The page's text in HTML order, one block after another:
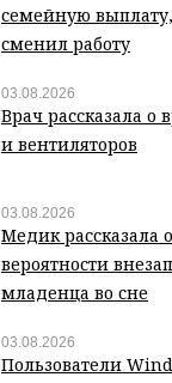
семейную
сменил работу
03.08.2026
Врач рассказала о
и вентиляторов
03.08.2026
Медик рассказала
вероятности
младенца во сне
03.08.2026
Пользователи